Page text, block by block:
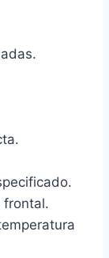
frontal.